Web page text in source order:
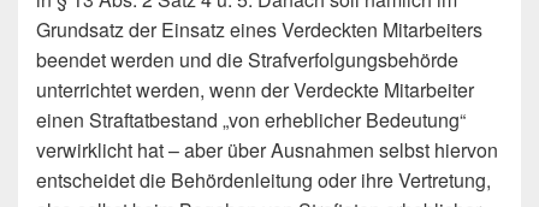
Grundsatz der Einsatz eines Verdeckten Mitarbeiters
beendet werden und die Strafverfolgungsbehörde
unterrichtet werden, wenn der Verdeckte Mitarbeiter
einen Straftatbestand „von erheblicher Bedeutung“
verwirklicht hat – aber über Ausnahmen selbst hiervon
entscheidet die Behördenleitung oder ihre Vertretung,